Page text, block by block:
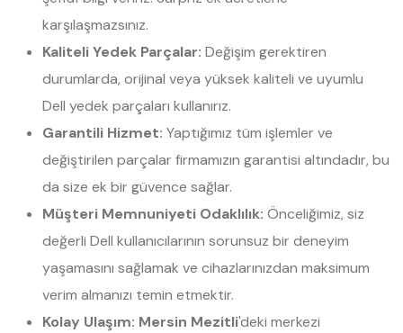
karşılaşmazsınız.
Kaliteli Yedek Parçalar: Değişim gerektiren
durumlarda, orijinal veya yüksek kaliteli ve uyumlu
Dell yedek parçaları kullanırız.
Garantili Hizmet: Yaptığımız tüm işlemler ve
değiştirilen parçalar firmamızın garantisi altındadır, bu
da size ek bir güvence sağlar.
Müşteri Memnuniyeti Odaklılık: Önceliğimiz, siz
değerli Dell kullanıcılarının sorunsuz bir deneyim
yaşamasını sağlamak ve cihazlarınızdan maksimum
verim almanızı temin etmektir.
Kolay Ulaşım: Mersin Mezitli'deki merkezi